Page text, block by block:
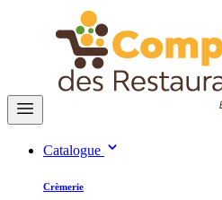
Catalogue
Crèmerie